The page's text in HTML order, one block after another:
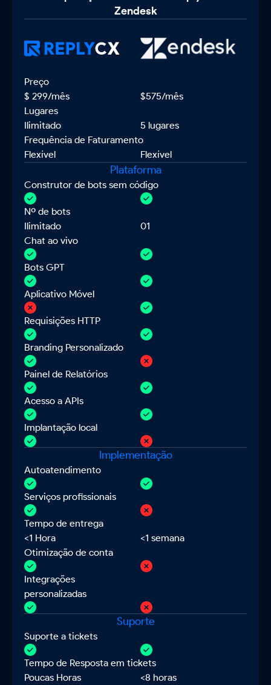
Zendesk
Preço
$ 299/mês
$575/mês
Lugares
Ilimitado
5 lugares
Frequência de Faturamento
Flexível
Flexível
Plataforma
Construtor de bots sem código
Nº de bots
Ilimitado
01
Chat ao vivo
Bots GPT
Aplicativo Móvel
Requisições HTTP
Branding Personalizado
Painel de Relatórios
Acesso a APIs
Implantação local
Implementação
Autoatendimento
Serviços profissionais
Tempo de entrega
<1 Hora
<1 semana
Otimização de conta
Integrações
personalizadas
Suporte
Suporte a tickets
Tempo de Resposta em tickets
Poucas Horas
<8 horas